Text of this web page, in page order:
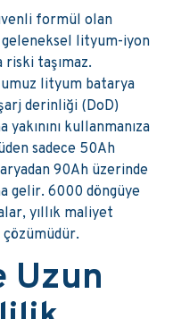
formül olan
lityum-iyon
taşımaz.
lityum batarya
derinliği (DoD)
kullanmanıza
sadece 50Ah
90Ah üzerinde
gelir. 6000 döngüye
yıllık maliyet
çözümüdür.
Uzun